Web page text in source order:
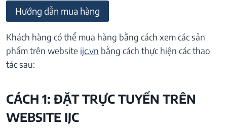
Hướng dẫn mua hàng
Khách hàng có thể mua hàng bằng cách xem các sản
phẩm trên website ijc.vn bằng cách thực hiện các thao
tác sau:
CÁCH 1: ĐẶT TRỰC TUYẾN TRÊN
WEBSITE IJC